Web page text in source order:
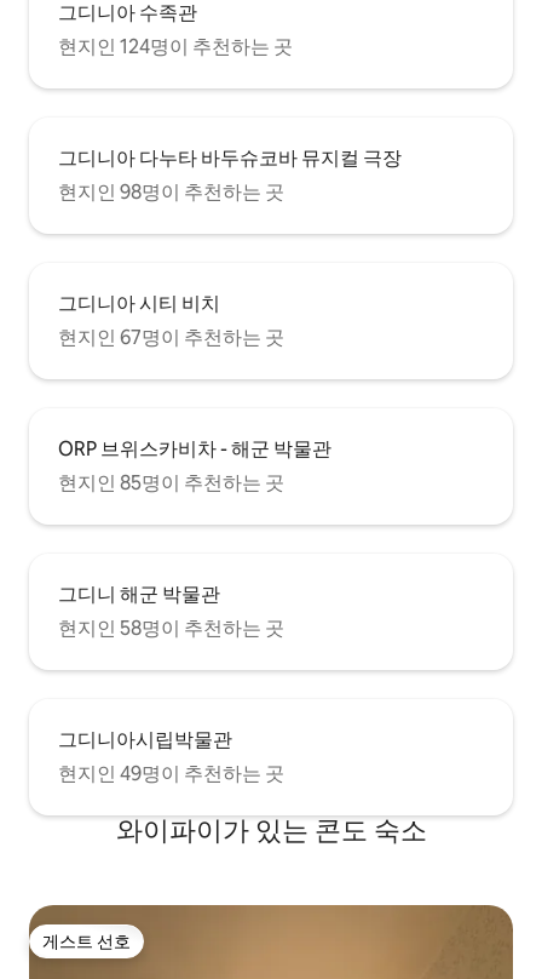
그디니아 수족관
현지인 124명이 추천하는 곳
그디니아 다누타 바두슈코바 뮤지컬 극장
현지인 98명이 추천하는 곳
그디니아 시티 비치
현지인 67명이 추천하는 곳
ORP 브위스카비차 - 해군 박물관
현지인 85명이 추천하는 곳
그디니 해군 박물관
현지인 58명이 추천하는 곳
그디니아시립박물관
현지인 49명이 추천하는 곳
와이파이가 있는 콘도 숙소
게스트 선호
게스트 선호